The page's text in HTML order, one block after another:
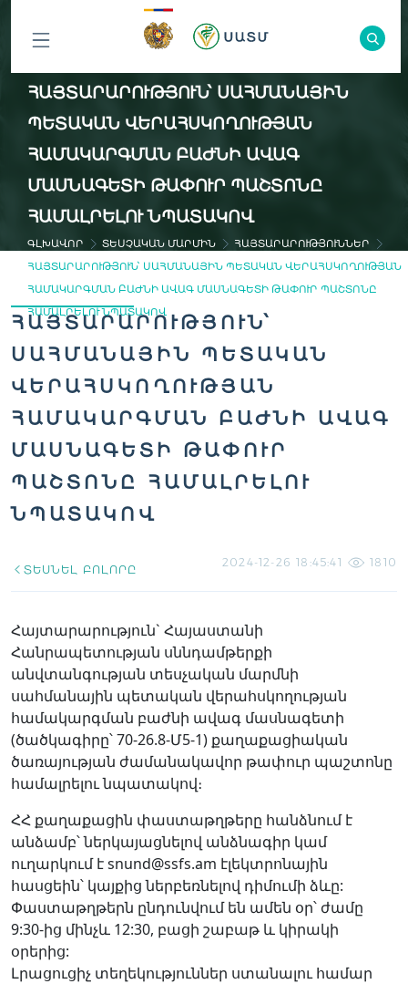
ԲՈԼՈՐ
ԲԱԺԻՆՆԵՐԸ
ՀԱՅՏԱՐԱՐՈՒԹՅՈՒՆ՝ ՍԱՀՄԱՆԱՅԻՆ
ՊԵՏԱԿԱՆ ՎԵՐԱՀՍԿՈՂՈՒԹՅԱՆ
ՀԱՄԱԿԱՐԳՄԱՆ ԲԱԺՆԻ ԱՎԱԳ
ՄԱՍՆԱԳԵՏԻ ԹԱՓՈՒՐ ՊԱՇՏՈՆԸ
ՀԱՄԱԼՐԵԼՈՒ ՆՊԱՏԱԿՈՎ
ԳԼԽԱՎՈՐ ՏԵՍՉԱԿԱՆ ՄԱՐՄԻՆ
ՀԱՅՏԱՐԱՐՈՒԹՅՈՒՆՆԵՐ
ՀԱՅՏԱՐԱՐՈՒԹՅՈՒՆ՝ ՍԱՀՄԱՆԱՅԻՆ ՊԵՏԱԿԱՆ ՎԵՐԱՀՍԿՈՂՈՒԹՅԱՆ
ՀԱՄԱԿԱՐԳՄԱՆ ԲԱԺՆԻ ԱՎԱԳ ՄԱՍՆԱԳԵՏԻ ԹԱՓՈՒՐ ՊԱՇՏՈՆԸ
ՀԱՄԱԼՐԵԼՈՒ ՆՊԱՏԱԿՈՎ
ՀԱՅՏԱՐԱՐՈՒԹՅՈՒՆ՝
ՍԱՀՄԱՆԱՅԻՆ ՊԵՏԱԿԱՆ
ՎԵՐԱՀՍԿՈՂՈՒԹՅԱՆ
ՀԱՄԱԿԱՐԳՄԱՆ ԲԱԺՆԻ ԱՎԱԳ
ՄԱՍՆԱԳԵՏԻ ԹԱՓՈՒՐ
ՊԱՇՏՈՆԸ ՀԱՄԱԼՐԵԼՈՒ
ՆՊԱՏԱԿՈՎ
ՏԵՍՆԵԼ ԲՈԼՈՐԸ
2024-12-26 18:45:41 1810
Հայտարարություն` Հայաստանի
Հանրապետության սննդամթերքի
անվտանգության տեսչական մարմնի
սահմանային պետական վերահսկողության
համակարգման բաժնի ավագ մասնագետի
(ծածկագիրը՝ 70-26.8-Մ5-1) քաղաքացիական
ծառայության ժամանակավոր թափուր պաշտոնը
համալրելու նպատակով։
ՀՀ քաղաքացին փաստաթղթերը հանձնում է
անձամբ՝ ներկայացնելով անձնագիր կամ
ուղարկում է snund@ssfs.am էլեկտրոնային
հասցեին՝ կայքից ներբեռնելով դիմումի ձևը:
Փաստաթղթերն ընդունվում են ամեն օր՝ ժամը
9:30-ից մինչև 12:30, բացի շաբաթ և կիրակի
օրերից:
Լրացուցիչ տեղեկություններ ստանալու համար